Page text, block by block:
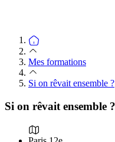
Mes formations
Si on rêvait ensemble ?
Si on rêvait ensemble ?